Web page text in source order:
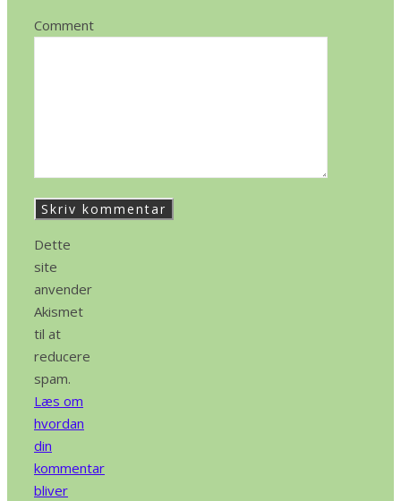
Comment
Dette
site
anvender
Akismet
til at
reducere
spam.
Læs om
hvordan
din
kommentar
bliver